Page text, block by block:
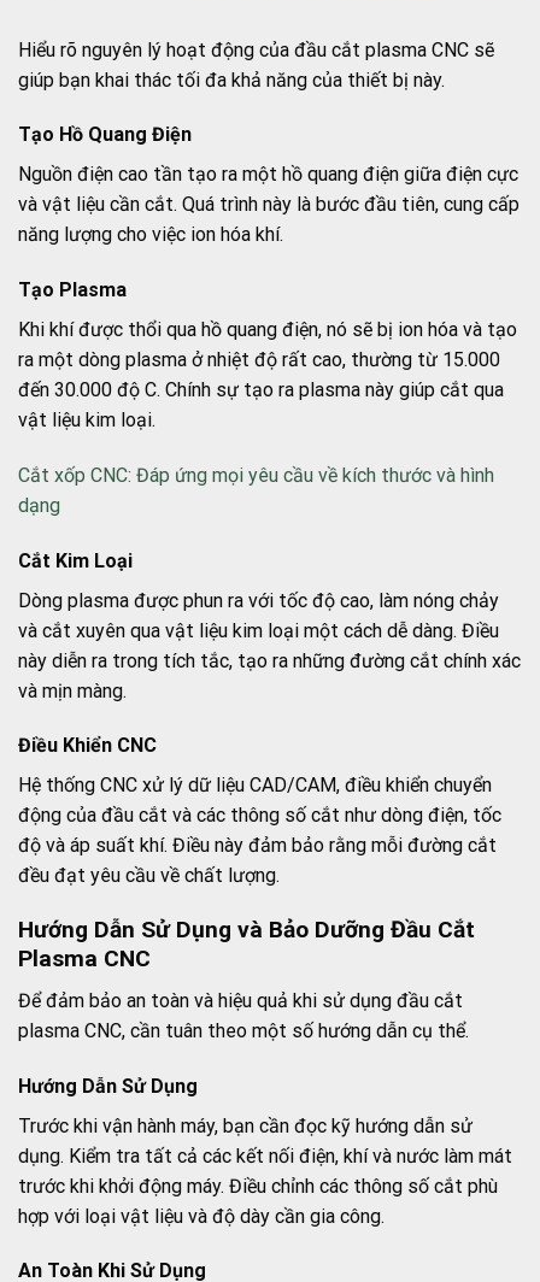
Hiểu rõ nguyên lý hoạt động của đầu cắt plasma CNC sẽ
giúp bạn khai thác tối đa khả năng của thiết bị này.
Tạo Hồ Quang Điện
Nguồn điện cao tần tạo ra một hồ quang điện giữa điện cực
và vật liệu cần cắt. Quá trình này là bước đầu tiên, cung cấp
năng lượng cho việc ion hóa khí.
Tạo Plasma
Khi khí được thổi qua hồ quang điện, nó sẽ bị ion hóa và tạo
ra một dòng plasma ở nhiệt độ rất cao, thường từ 15.000
đến 30.000 độ C. Chính sự tạo ra plasma này giúp cắt qua
vật liệu kim loại.
Cắt xốp CNC: Đáp ứng mọi yêu cầu về kích thước và hình
dạng
Cắt Kim Loại
Dòng plasma được phun ra với tốc độ cao, làm nóng chảy
và cắt xuyên qua vật liệu kim loại một cách dễ dàng. Điều
này diễn ra trong tích tắc, tạo ra những đường cắt chính xác
và mịn màng.
Điều Khiển CNC
Hệ thống CNC xử lý dữ liệu CAD/CAM, điều khiển chuyển
động của đầu cắt và các thông số cắt như dòng điện, tốc
độ và áp suất khí. Điều này đảm bảo rằng mỗi đường cắt
đều đạt yêu cầu về chất lượng.
Hướng Dẫn Sử Dụng và Bảo Dưỡng Đầu Cắt
Plasma CNC
Để đảm bảo an toàn và hiệu quả khi sử dụng đầu cắt
plasma CNC, cần tuân theo một số hướng dẫn cụ thể.
Hướng Dẫn Sử Dụng
Trước khi vận hành máy, bạn cần đọc kỹ hướng dẫn sử
dụng. Kiểm tra tất cả các kết nối điện, khí và nước làm mát
trước khi khởi động máy. Điều chỉnh các thông số cắt phù
hợp với loại vật liệu và độ dày cần gia công.
An Toàn Khi Sử Dụng